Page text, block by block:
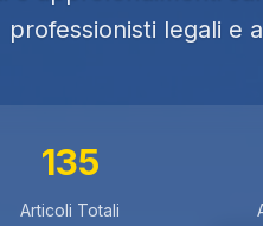
professionisti legali e
135
Articoli Totali